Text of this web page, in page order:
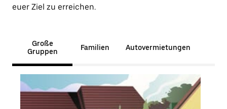
euer Ziel zu erreichen.
Große
Gruppen
Familien Autovermietungen